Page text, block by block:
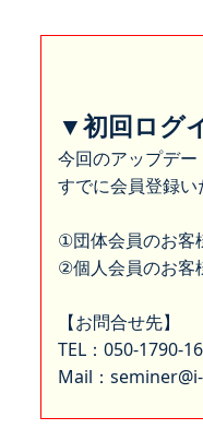
▼初回ログ
今回のアップデー
すでに会員登録い
①団体会員のお客
②個人会員のお客
【お問合せ先】
TEL：050-1790-
Mail：